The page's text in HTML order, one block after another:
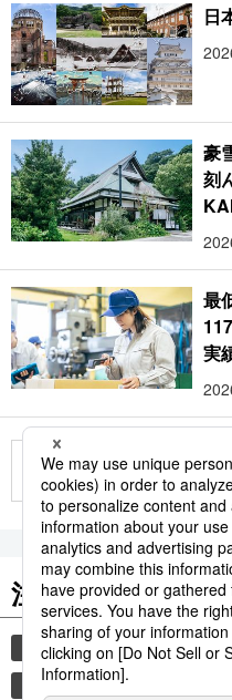
日
豪
刻
最
実
もっ
注目のキーワード
共同通信ニュース 気象
自然災害